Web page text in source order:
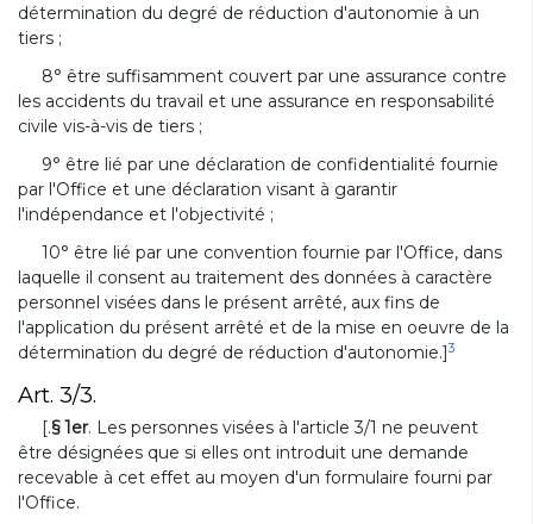
détermination du degré de réduction d'autonomie à un
tiers ;
8° être suffisamment couvert par une assurance contre
les accidents du travail et une assurance en responsabilité
civile vis-à-vis de tiers ;
9° être lié par une déclaration de confidentialité fournie
par l'Office et une déclaration visant à garantir
l'indépendance et l'objectivité ;
10° être lié par une convention fournie par l'Office, dans
laquelle il consent au traitement des données à caractère
personnel visées dans le présent arrêté, aux fins de
l'application du présent arrêté et de la mise en oeuvre de la
détermination du degré de réduction d'autonomie.]3
Art. 3/3.
[.§ 1er. Les personnes visées à l'article 3/1 ne peuvent
être désignées que si elles ont introduit une demande
recevable à cet effet au moyen d'un formulaire fourni par
l'Office.